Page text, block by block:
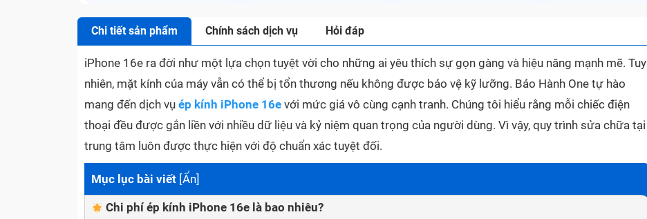
Chi tiết sản phẩm Chính sách dịch vụ Hỏi đáp
iPhone 16e ra đời như một lựa chọn tuyệt vời cho những ai yêu thích sự gọn gàng và hiệu năng mạnh mẽ. Tuy
nhiên, mặt kính của máy vẫn có thể bị tổn thương nếu không được bảo vệ kỹ lưỡng. Bảo Hành One tự hào
mang đến dịch vụ ép kính iPhone 16e với mức giá vô cùng cạnh tranh. Chúng tôi hiểu rằng mỗi chiếc điện
thoại đều được gắn liền với nhiều dữ liệu và kỷ niệm quan trọng của người dùng. Vì vậy, quy trình sửa chữa tại
trung tâm luôn được thực hiện với độ chuẩn xác tuyệt đối.
Mục lục bài viết [Ẩn]
Chi phí ép kính iPhone 16e là bao nhiêu?